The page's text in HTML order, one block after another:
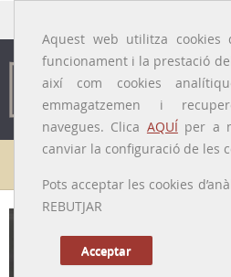
Aquest web utilitza cookies
funcionament i la prestació
així com cookies
emmagatzemen i
navegues. Clica AQUÍper a
canviar la configuració de les
Pots acceptar les cookies
REBUTJAR
Acceptar
Galeria de metges
[Barcelona, 1907 –